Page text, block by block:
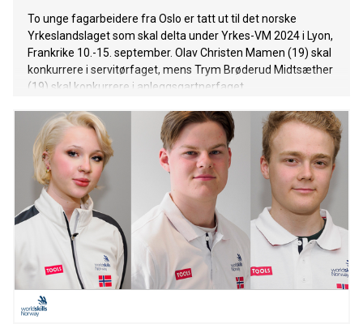
To unge fagarbeidere fra Oslo er tatt ut til det norske
Yrkeslandslaget som skal delta under Yrkes-VM 2024 i Lyon,
Frankrike 10.-15. september. Olav Christen Mamen (19) skal
konkurrere i servitørfaget, mens Trym Brøderud Midtsæther
(19) skal konkurrere i anleggsgartnerfaget.